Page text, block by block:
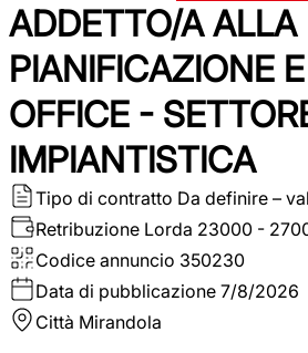
ADDETTO/A ALLA
PIANIFICAZIONE
OFFICE -
IMPIANTISTICA
Tipo di contratto Da definire –
Retribuzione Lorda 23000 -
Codice annuncio 350230
Data di pubblicazione 7/8/2026
Città Mirandola